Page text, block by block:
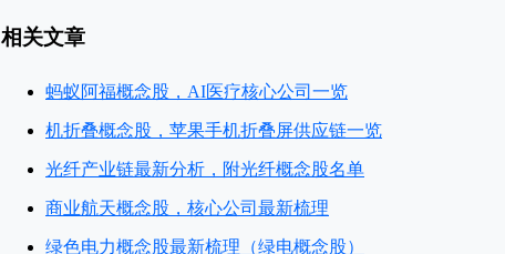
相关文章
蚂蚁阿福概念股，AI医疗核心公司一览
机折叠概念股，苹果手机折叠屏供应链一览
光纤产业链最新分析，附光纤概念股名单
商业航天概念股，核心公司最新梳理
绿色电力概念股最新梳理（绿电概念股）